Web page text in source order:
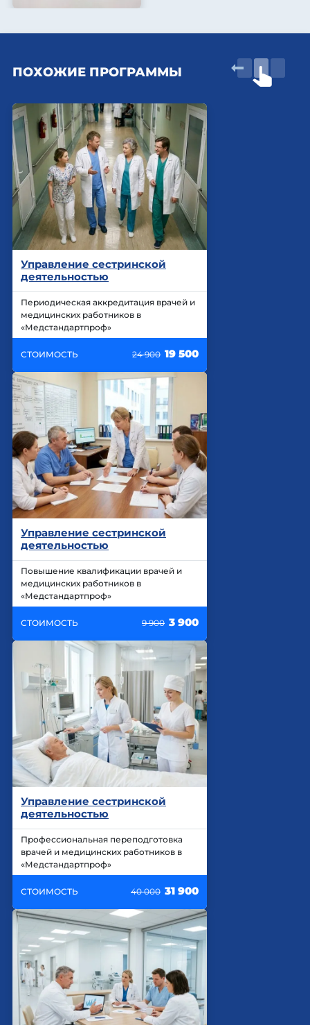
ПОХОЖИЕ ПРОГРАММЫ
Управление сестринской
деятельностью
Периодическая аккредитация врачей и
медицинских работников в
«Медстандартпроф»
СТОИМОСТЬ 24 900 19 500
Управление сестринской
деятельностью
Повышение квалификации врачей и
медицинских работников в
«Медстандартпроф»
СТОИМОСТЬ 9 900 3 900
Управление сестринской
деятельностью
Профессиональная переподготовка
врачей и медицинских работников в
«Медстандартпроф»
СТОИМОСТЬ 40 000 31 900